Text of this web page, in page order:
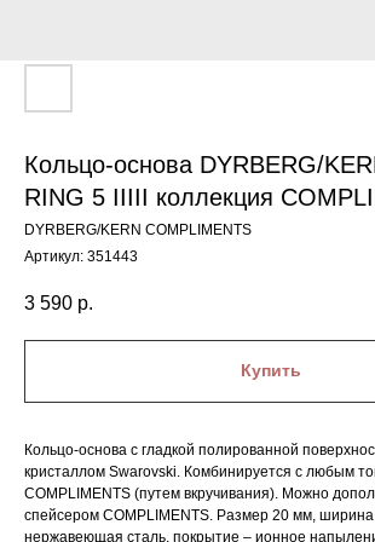
Кольцо-основа DYRBERG/
RING 5 IIIII коллекция
DYRBERG/KERN COMPLIMENTS
Артикул: 351443
3 590 р.
Купить
Кольцо-основа с гладкой полированной
кристаллом Swarovski. Комбинируется с любым
COMPLIMENTS (путем вкручивания). Можно
спейсером COMPLIMENTS. Размер 20 мм,
нержавеющая сталь, покрытие – ионное